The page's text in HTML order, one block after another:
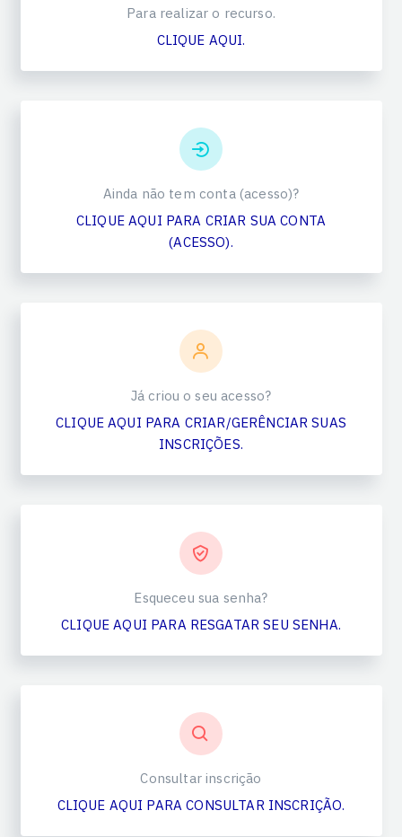
Para realizar o recurso.
CLIQUE AQUI.
Ainda não tem conta (acesso)?
CLIQUE AQUI PARA CRIAR SUA CONTA
(ACESSO).
Já criou o seu acesso?
CLIQUE AQUI PARA CRIAR/GERÊNCIAR SUAS
INSCRIÇÕES.
Esqueceu sua senha?
CLIQUE AQUI PARA RESGATAR SEU SENHA.
Consultar inscrição
CLIQUE AQUI PARA CONSULTAR INSCRIÇÃO.